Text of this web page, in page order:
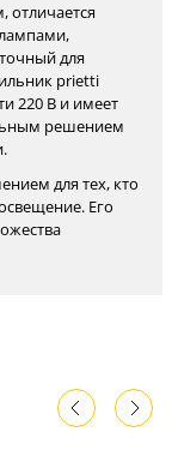
отличается
для
prietti
220 В и имеет
решением
для тех, кто
Его